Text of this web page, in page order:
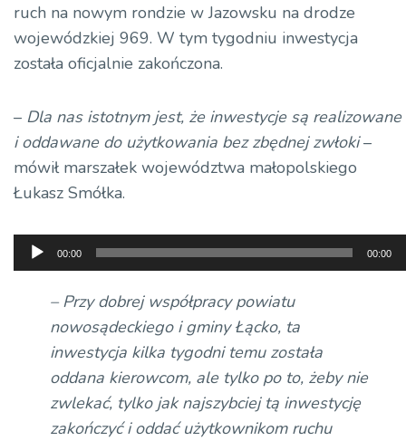
ruch na nowym rondzie w Jazowsku na drodze
wojewódzkiej 969. W tym tygodniu inwestycja
została oficjalnie zakończona.
– Dla nas istotnym jest, że inwestycje są realizowane
i oddawane do użytkowania bez zbędnej zwłoki–
mówił marszałek województwa małopolskiego
Łukasz Smółka.
Odtwarzacz
plików
dźwiękowych
00:00 00:00
– Przy dobrej współpracy powiatu
nowosądeckiego i gminy Łącko, ta
inwestycja kilka tygodni temu została
oddana kierowcom, ale tylko po to, żeby nie
zwlekać, tylko jak najszybciej tą inwestycję
zakończyć i oddać użytkownikom ruchu